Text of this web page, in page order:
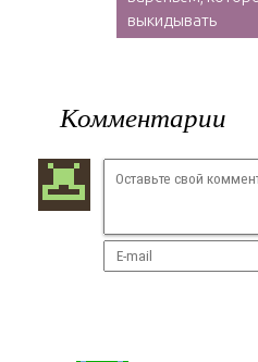
выкидывать
Комментарии